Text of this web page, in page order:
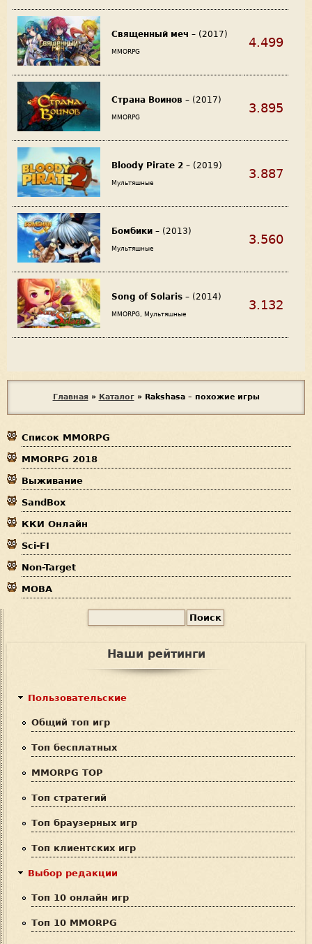
Священный меч – (2017)
MMORPG
4.499
Страна Воинов – (2017)
MMORPG
3.895
Bloody Pirate 2 – (2019)
Мультяшные
3.887
Бомбики – (2013)
Мультяшные
3.560
Song of Solaris – (2014)
MMORPG, Мультяшные
3.132
ы
з
д
е
с
ь
Главная » Каталог » Rakshasa – похожие игры
Список MMORPG
MMORPG 2018
Выживание
SandBox
ККИ Онлайн
Sci-FI
Non-Target
MOBA
Наши рейтинги
Пользовательские
Общий топ игр
Топ бесплатных
MMORPG TOP
Топ стратегий
Топ браузерных игр
Топ клиентских игр
Выбор редакции
Топ 10 онлайн игр
Топ 10 MMORPG